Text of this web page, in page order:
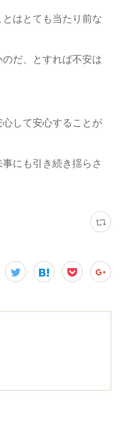
はとても当たり前な
だ、とすれば不安は
して安心することが
にも引き続き揺らさ